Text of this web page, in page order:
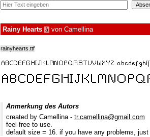
Rainy Hearts à von Camellina
rainyhearts.ttf
Anmerkung des Autors
created by Camellina - tr.camellina@gmail.com
feel free to use.
default size = 16. if you have any problems,